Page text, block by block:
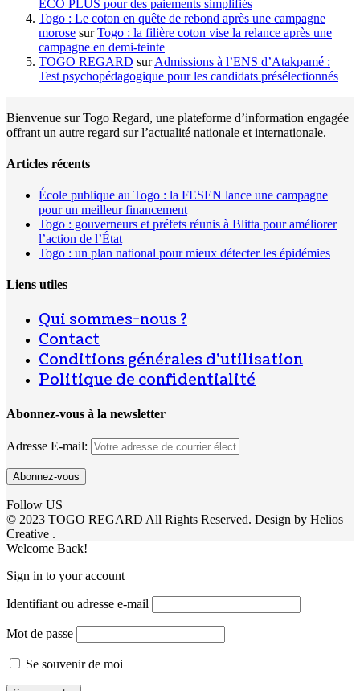
ECO PLUS pour des paiements simplifiés
Togo : Le coton en quête de rebond après une campagne
morose surTogo : la filière coton vise la relance après une
campagne en demi-teinte
TOGO REGARD surAdmissions à l’ENS d’Atakpamé :
Test psychopédagogique pour les candidats présélectionnés
Bienvenue sur Togo Regard, une plateforme d’information engagée
offrant un autre regard sur l’actualité nationale et internationale.
Articles récents
École publique au Togo : la FESEN lance une campagne
pour un meilleur financement
Togo : gouverneurs et préfets réunis à Blitta pour améliorer
l’action de l’État
Togo : un plan national pour mieux détecter les épidémies
Liens utiles
Qui sommes-nous ?
Contact
Conditions générales d’utilisation
Politique de confidentialité
Abonnez-vous à la newsletter
Adresse E-mail:
Follow US
© 2023 TOGO REGARD All Rights Reserved. Design by Helios
Creative .
Welcome Back!
Sign in to your account
Identifiant ou adresse e-mail
Mot de passe
Se souvenir de moi